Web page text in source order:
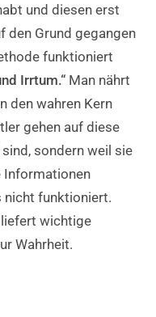
und diesen erst
den Grund gegangen
funktioniert
Irrtum.“ Man nährt
den wahren Kern
gehen auf diese
sondern weil sie
Informationen
nicht funktioniert.
wichtige
Wahrheit.